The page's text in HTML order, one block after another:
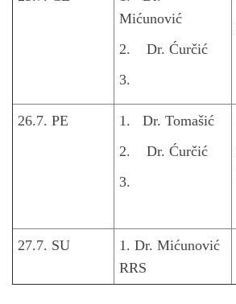
Mićunović
2. Dr. Ćurčić
3.
26.7. PE
1. Dr. Tomašić
2. Dr. Ćurčić
3.
27.7. SU
1. Dr. Mićunović
RRS